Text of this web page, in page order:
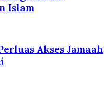
Islam
Akses Jamaah